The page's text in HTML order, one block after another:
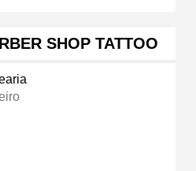
SHOP TATTOO